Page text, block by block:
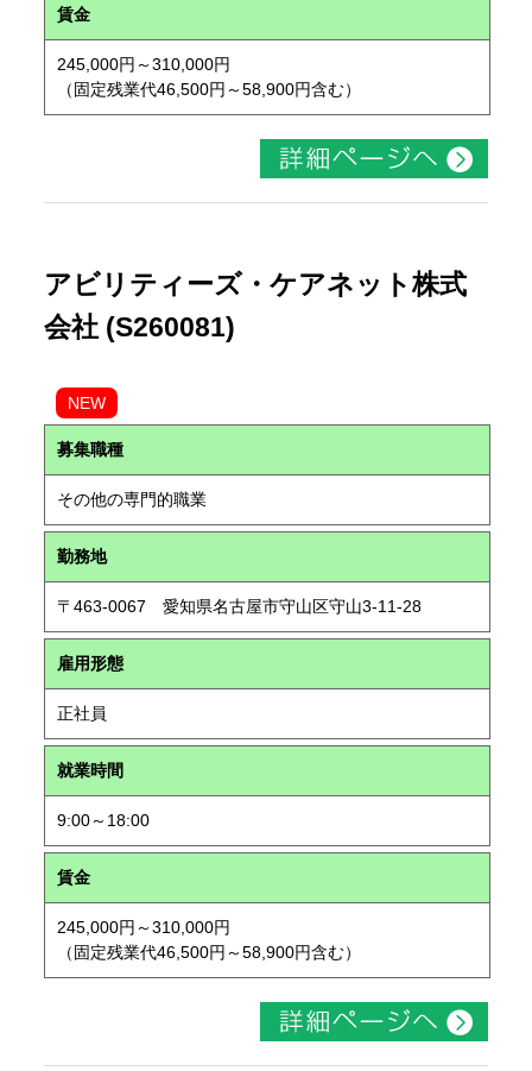
賃金
245,000円～310,000円
（固定残業代46,500円～58,900円含む）
アビリティーズ・ケアネット株式
会社 (S260081)
NEW
募集職種
その他の専門的職業
勤務地
〒463-0067 愛知県名古屋市守山区守山3-11-28
雇用形態
正社員
就業時間
9:00～18:00
賃金
245,000円～310,000円
（固定残業代46,500円～58,900円含む）